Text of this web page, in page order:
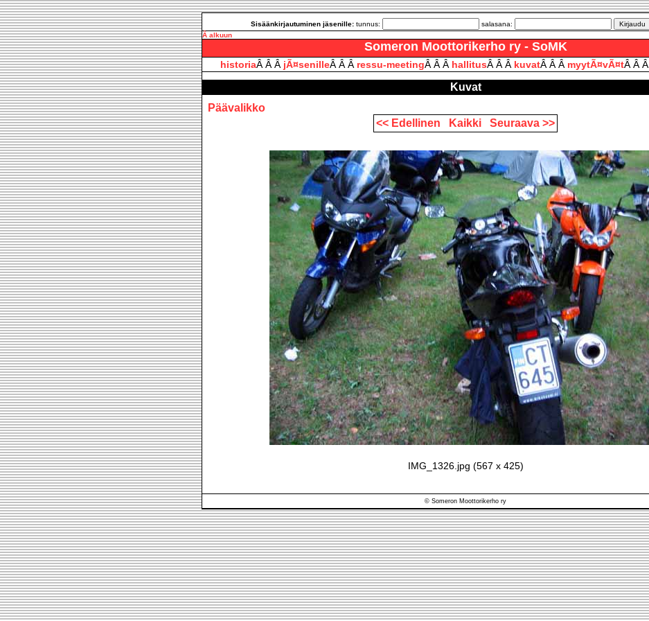
Sisäänkirjautuminen jäsenille:tunnus: salasana:
Â alkuun
Someron Moottorikerho ry - SoMK
historiaÂ Â Â jÃ¤senilleÂ Â Â ressu-meetingÂ Â Â hallitusÂ Â Â kuvatÂ Â Â myytÃ¤vÃ¤tÂ Â Â
Kuvat
Päävalikko
<< Edellinen
Kaikki Seuraava >>
IMG_1326.jpg (567 x 425)
© Someron Moottorikerho ry